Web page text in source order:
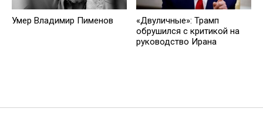
Умер Владимир Пименов
«Двуличные»: Трамп
обрушился с критикой на
руководство Ирана